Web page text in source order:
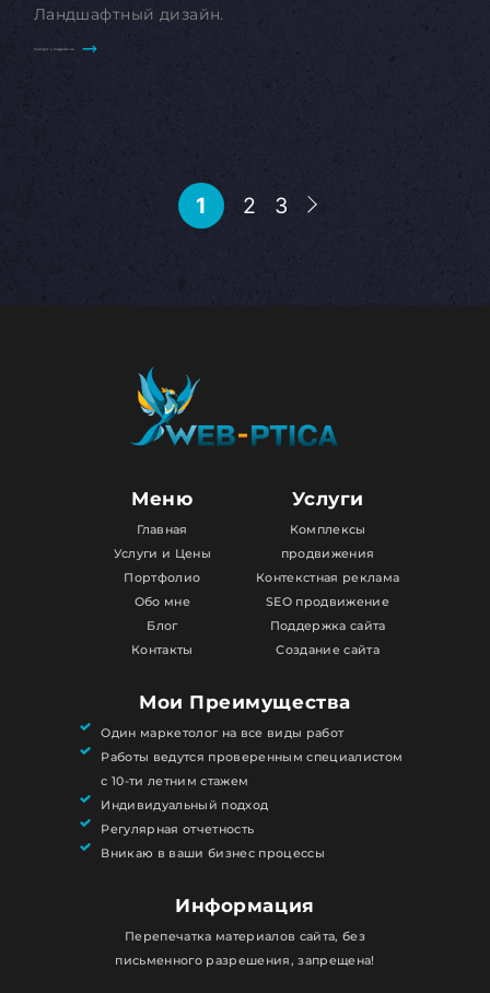
Ландшафтный дизайн.
Смотреть подробнее
1 2 3
Меню
Главная
Услуги и Цены
Портфолио
Обо мне
Блог
Контакты
Услуги
Комплексы
продвижения
Контекстная реклама
SEO продвижение
Поддержка сайта
Создание сайта
Мои Преимущества
Один маркетолог на все виды работ
Работы ведутся проверенным специалистом
с 10-ти летним стажем
Индивидуальный подход
Регулярная отчетность
Вникаю в ваши бизнес процессы
Информация
Перепечатка материалов сайта, без
письменного разрешения, запрещена!